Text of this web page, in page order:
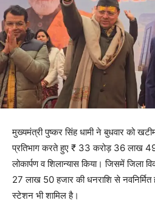
मुख्यमंत्री पुष्कर सिंह धामी ने बुधवार को
प्रतिभाग करते हुए ₹ 33 करोड़ 36 लाख
लोकार्पण व शिलान्यास किया। जिसमें जिला
27 लाख 50 हजार की धनराशि से नवनिर्मित
स्टेशन भी शामिल है।